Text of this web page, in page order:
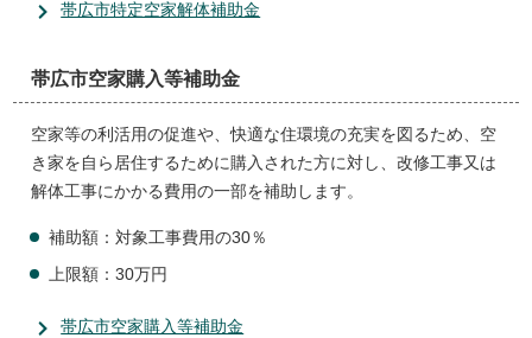
帯広市特定空家解体補助金
帯広市空家購入等補助金
空家等の利活用の促進や、快適な住環境の充実を図るため、空
き家を自ら居住するために購入された方に対し、改修工事又は
解体工事にかかる費用の一部を補助します。
補助額：対象工事費用の30％
上限額：30万円
帯広市空家購入等補助金